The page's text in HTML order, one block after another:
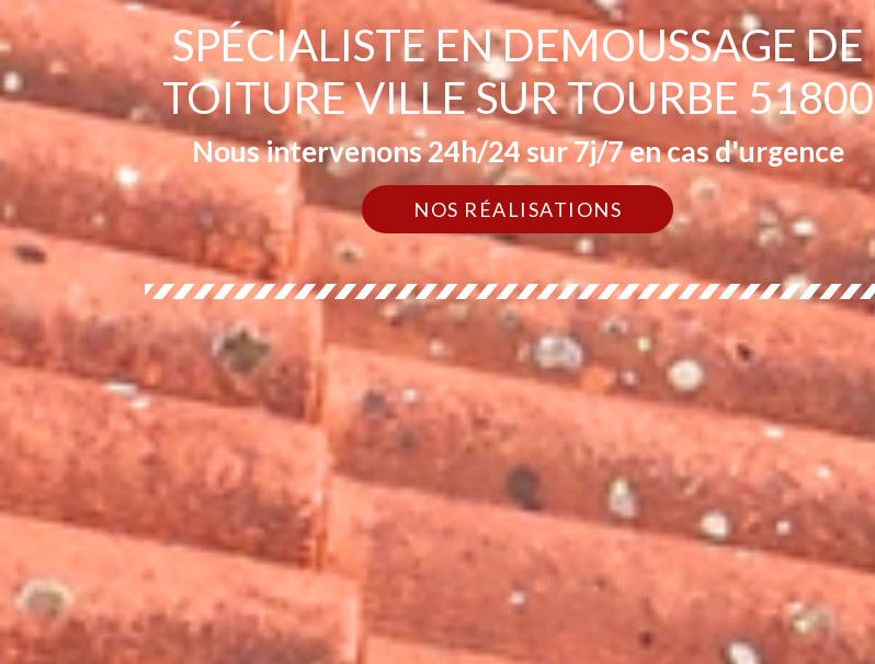
SPÉCIALISTE EN DEMOUSSAGE DE
TOITURE VILLE SUR TOURBE 51800
Nous intervenons 24h/24 sur 7j/7 en cas d'urgence
NOS RÉALISATIONS